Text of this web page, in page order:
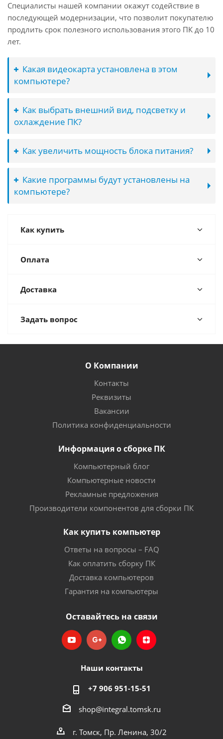
Специалисты нашей компании окажут содействие в
последующей модернизации, что позволит покупателю
продлить срок полезного использования этого ПК до 10
лет.
Какая видеокарта установлена в этом
компьютере?
Как выбрать внешний вид, подсветку и
охлаждение ПК?
Как увеличить мощность блока питания?
Какие программы будут установлены на
компьютере?
Как купить
Оплата
Доставка
Задать вопрос
О Компании
Контакты
Реквизиты
Вакансии
Политика конфиденциальности
Информация о сборке ПК
Компьютерный блог
Компьютерные новости
Рекламные предложения
Производители компонентов для сборки ПК
Как купить компьютер
Ответы на вопросы – FAQ
Как оплатить сборку ПК
Доставка компьютеров
Гарантия на компьютеры
Оставайтесь на связи
Наши контакты
+7 906 951-15-51
shop@integral.tomsk.ru
г. Томск, Пр. Ленина, 30/2